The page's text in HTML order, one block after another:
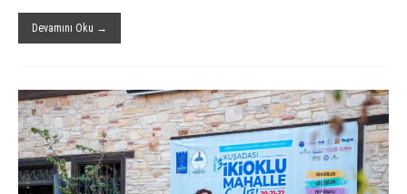
Devamını Oku →